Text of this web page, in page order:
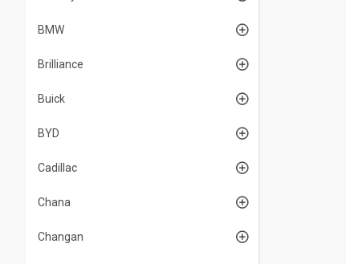
BMW
Brilliance
Buick
BYD
Cadillac
Chana
Changan